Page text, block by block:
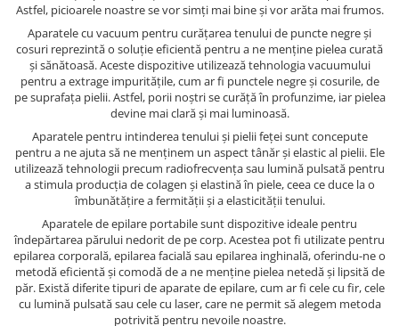
Astfel, picioarele noastre se vor simți mai bine și vor arăta mai frumos.
Aparatele cu vacuum pentru curățarea tenului de puncte negre și
cosuri reprezintă o soluție eficientă pentru a ne menține pielea curată
și sănătoasă. Aceste dispozitive utilizează tehnologia vacuumului
pentru a extrage impuritățile, cum ar fi punctele negre și cosurile, de
pe suprafața pielii. Astfel, porii noștri se curăță în profunzime, iar pielea
devine mai clară și mai luminoasă.
Aparatele pentru intinderea tenului și pielii feței sunt concepute
pentru a ne ajuta să ne menținem un aspect tânăr și elastic al pielii. Ele
utilizează tehnologii precum radiofrecvența sau lumină pulsată pentru
a stimula producția de colagen și elastină în piele, ceea ce duce la o
îmbunătățire a fermității și a elasticității tenului.
Aparatele de epilare portabile sunt dispozitive ideale pentru
îndepărtarea părului nedorit de pe corp. Acestea pot fi utilizate pentru
epilarea corporală, epilarea facială sau epilarea inghinală, oferindu-ne o
metodă eficientă și comodă de a ne menține pielea netedă și lipsită de
păr. Există diferite tipuri de aparate de epilare, cum ar fi cele cu fir, cele
cu lumină pulsată sau cele cu laser, care ne permit să alegem metoda
potrivită pentru nevoile noastre.